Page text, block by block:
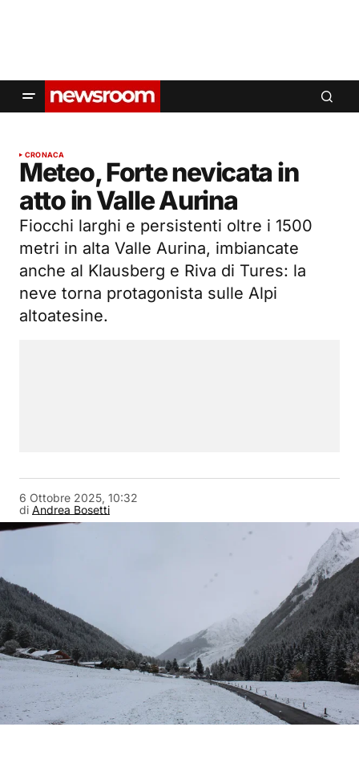
CRONACA
Meteo, Forte nevicata in
atto in Valle Aurina
Fiocchi larghi e persistenti oltre i 1500
metri in alta Valle Aurina, imbiancate
anche al Klausberg e Riva di Tures: la
neve torna protagonista sulle Alpi
altoatesine.
di Andrea Bosetti
6 Ottobre 2025, 10:32